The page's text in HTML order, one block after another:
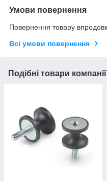
Умови повернення
Повернення товару
Всі умови повернення
Подібні товари компанії